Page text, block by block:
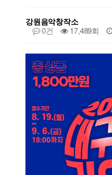
강원음악창작소
0건 17,489회